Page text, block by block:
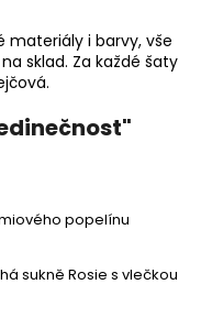
materiály i barvy, vše
sklad. Za každé šaty
popelínu
sukně Rosie s vlečkou